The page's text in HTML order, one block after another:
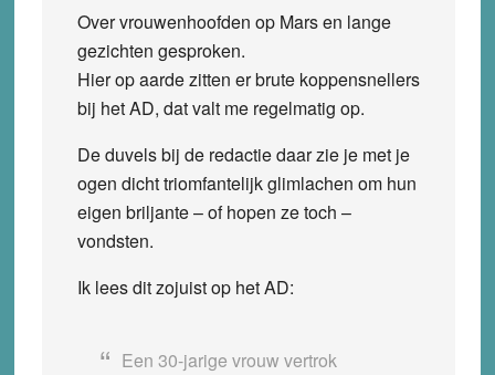
Over vrouwenhoofden op Mars en lange
gezichten gesproken.
Hier op aarde zitten er brute koppensnellers
bij het AD, dat valt me regelmatig op.
De duvels bij de redactie daar zie je met je
ogen dicht triomfantelijk glimlachen om hun
eigen briljante – of hopen ze toch –
vondsten.
Ik lees dit zojuist op het AD:
Een 30-jarige vrouw vertrok